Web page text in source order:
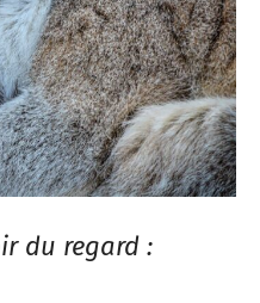
du regard :